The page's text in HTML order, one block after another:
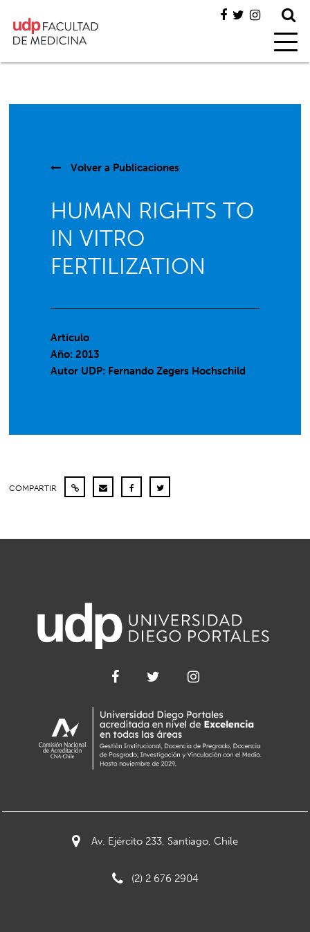
Volver a Publicaciones
HUMAN RIGHTS TO
IN VITRO
FERTILIZATION
Artículo
Año: 2013
Autor UDP: Fernando Zegers Hochschild
COMPARTIR
Av. Ejército 233, Santiago, Chile
(2) 2 676 2904